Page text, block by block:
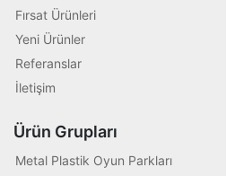
Fırsat Ürünleri
Yeni Ürünler
Referanslar
İletişim
Ürün Grupları
Metal Plastik Oyun Parkları